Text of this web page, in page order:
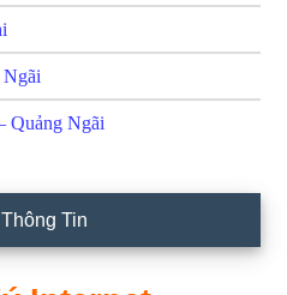
Quảng Ngãi
Tin